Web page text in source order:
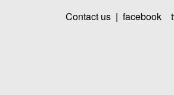
Contact us | facebook